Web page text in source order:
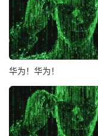
华为！华为！